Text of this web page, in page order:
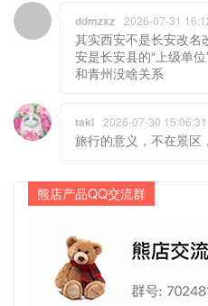
ddmzxz 2026-07-31
其实西安不是长安改名
安是长安县的“上级单
和青州没啥关系
taki 2026-07-30 15:06:31
旅行的意义，不在景区
熊店产品QQ交流群